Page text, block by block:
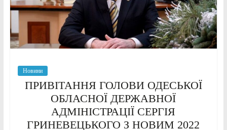
Новини
ПРИВІТАННЯ ГОЛОВИ ОДЕСЬКОЇ
ОБЛАСНОЇ ДЕРЖАВНОЇ
АДМІНІСТРАЦІЇ СЕРГІЯ
ГРИНЕВЕЦЬКОГО З НОВИМ 2022